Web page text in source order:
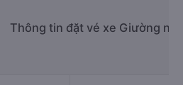
Thông tin đặt vé xe Giường